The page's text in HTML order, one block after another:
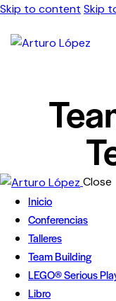
Skip to content Skip
Close
Inicio
Conferencias
Talleres
Team Building
LEGO® Serious
Libro